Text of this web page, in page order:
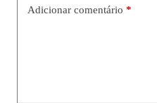
Adicionar comentário *